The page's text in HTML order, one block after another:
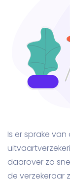
Is er sprake
daarover zo
de verzekeraar